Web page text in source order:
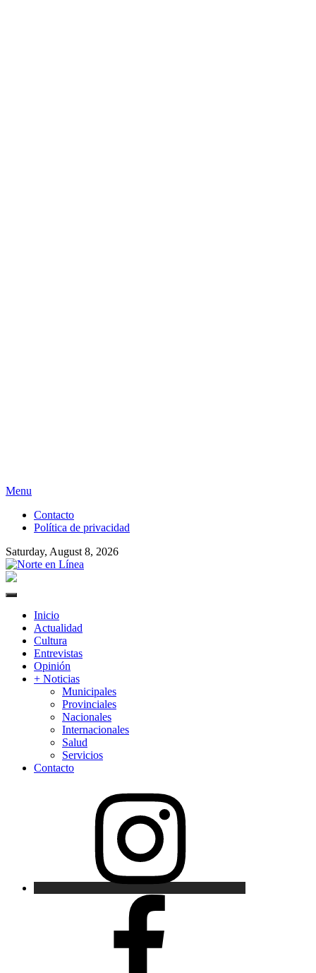
Skip
content
Menu
Contacto
Política de privacidad
Saturday, August 8, 2026
Primary
Inicio
Actualidad
Cultura
Entrevistas
Opinión
+ Noticias
Municipales
Provinciales
Nacionales
Internacionales
Salud
Servicios
Contacto